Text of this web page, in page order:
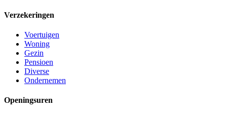
Verzekeringen
Voertuigen
Woning
Gezin
Pensioen
Diverse
Ondernemen
Openingsuren